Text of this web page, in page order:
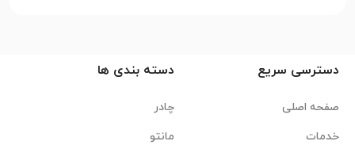
دسترسی سریع
صفحه اصلی
خدمات
دسته بندی ها
چادر
مانتو